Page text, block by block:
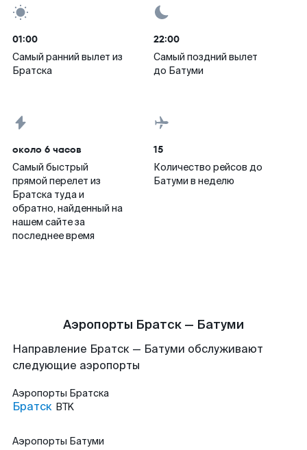
01:00
Самый ранний вылет из
Братска
22:00
Самый поздний вылет
до Батуми
около 6 часов
Самый быстрый
прямой перелет из
Братска туда и
обратно, найденный на
нашем сайте за
последнее время
15
Количество рейсов до
Батуми в неделю
Аэропорты Братск — Батуми
Направление Братск — Батуми обслуживают
следующие аэропорты
Аэропорты Братска
Братск BTK
Аэропорты Батуми